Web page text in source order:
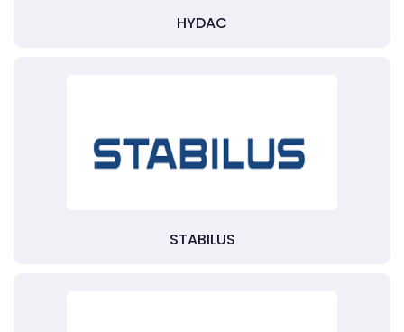
HYDAC
STABILUS